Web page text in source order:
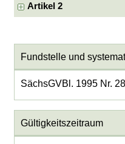
Artikel 2
Fundstelle und
SächsGVBl. 1995 Nr.
Gültigkeitszeitraum